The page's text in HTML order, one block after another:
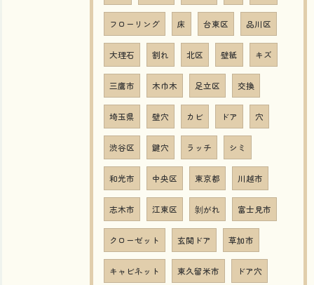
フローリング 床 台東区 品川区
大理石 割れ 北区 壁紙 キズ
三鷹市 木巾木 足立区 交換
埼玉県 壁穴 カビ ドア 穴
渋谷区 鍵穴 ラッチ シミ
和光市 中央区 東京都 川越市
志木市 江東区 剝がれ 富士見市
クローゼット 玄関ドア 草加市
キャビネット 東久留米市 ドア穴